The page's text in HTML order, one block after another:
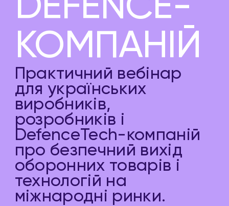
DEFENCE-
КОМПАНІЙ
Практичний вебінар
для українських
виробників,
розробників і
DefenceTech-компаній
про безпечний вихід
оборонних товарів і
технологій на
міжнародні ринки.